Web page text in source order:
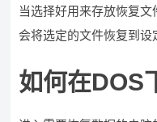
当选择好用来存放恢复文
会将选定的文件恢复到设
如何在DOS